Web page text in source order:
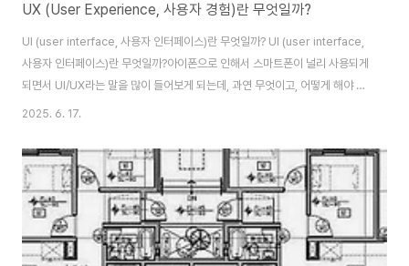
UX (User Experience, 사용자 경험)란 무엇일까?
UI (user interface, 사용자 인터페이스)란 무엇일까? UI (user interface,
사용자 인터페이스)란 무엇일까?아이폰으로 인해서 스마트폰이 널리 사용되게
되면서 UI/UX라는 말을 많이 들어보게 되는데, 과연 무엇이고, 어떻게 해야 더
잘 사용하고, 활용 할 수 있는지를 이야기해 보겠습니다.우선 UI/UX가
는 집을 설계해서 짓고, 매장에 물건을 진열하고, 리모콘같은 하드웨어 제품을
만들고, 프로그램의 화면을 구성하고, 우리가 다른 사람과 소통하며 살아가는
등 타인에게 영향을 끼치는 모든 행위라고 좀 포괄적으로 설명을 했습니다.이
에 반해 UX는 내가 물건이나 app을 만들거나, 상대에게 어떤 행동을 ..
2025. 6. 17.